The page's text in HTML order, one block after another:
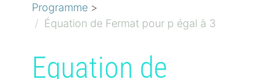
Programme >
Équation de Fermat pour p égal à 3
Equation de